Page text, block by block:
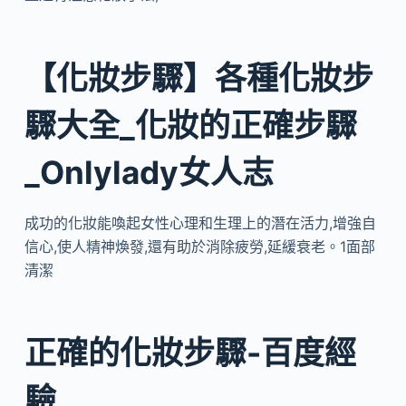
【化妝步驟】各種化妝步
驟大全_化妝的正確步驟
_Onlylady女人志
成功的化妝能喚起女性心理和生理上的潛在活力,增強自
信心,使人精神煥發,還有助於消除疲勞,延緩衰老。1面部
清潔
正確的化妝步驟-百度經